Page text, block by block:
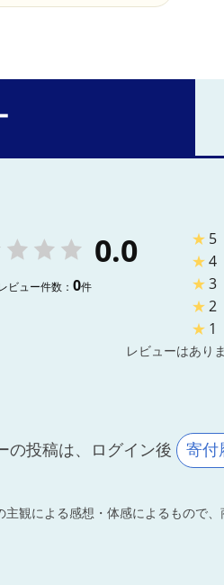
0.0
ビュー件数： 0件
★ 5
★4
★3
★2
★ 1
レビューはあり
の投稿は、ログイン後 寄付
観による感想・体感によるもので